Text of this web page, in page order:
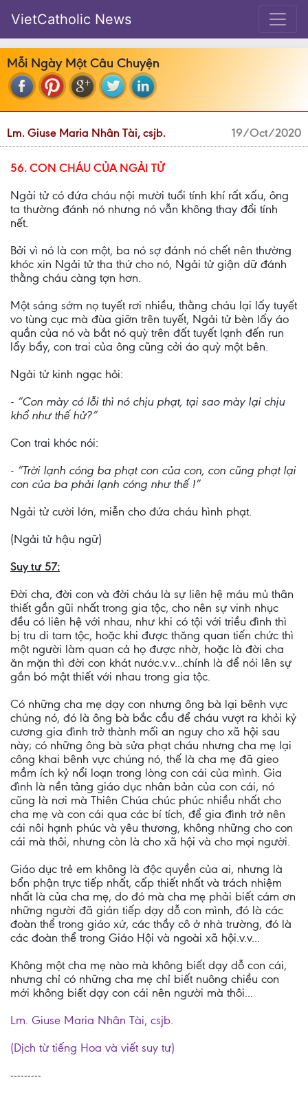
VietCatholic News
Mỗi Ngày Một Câu Chuyện
Lm. Giuse Maria Nhân Tài, csjb. 19/Oct/2020
56. CON CHÁU CỦA NGẢI TỬ
Ngải tử có đứa cháu nội mười tuổi tính khí rất xấu, ông
ta thường đánh nó nhưng nó vẫn không thay đổi tính
nết.
Bởi vì nó là con một, ba nó sợ đánh nó chết nên thường
khóc xin Ngải tử tha thứ cho nó, Ngải tử giận dữ đánh
thằng cháu càng tợn hơn.
Một sáng sớm nọ tuyết rơi nhiều, thằng cháu lại lấy tuyết
vo tùng cục mà đùa giỡn trên tuyết, Ngải tử bèn lấy áo
quần của nó và bắt nó quỳ trên đất tuyết lạnh đến run
lẩy bẩy, con trai của ông cũng cởi áo quỳ một bên.
Ngải tử kinh ngạc hỏi:
- “Con mày có lỗi thì nó chịu phạt, tại sao mày lại chịu
khổ như thế hử?”
Con trai khóc nói:
- “Trời lạnh cóng ba phạt con của con, con cũng phạt lại
con của ba phải lạnh cóng như thế !”
Ngải tử cười lớn, miễn cho đứa cháu hình phạt.
(Ngải tử hậu ngữ)
Suy tư 57:
Đời cha, đời con và đời cháu là sự liên hệ máu mủ thân
thiết gần gũi nhất trong gia tộc, cho nên sự vinh nhục
đều có liên hệ với nhau, như khi có tội với triều đình thì
bị tru di tam tộc, hoặc khi được thăng quan tiến chức thì
một người làm quan cả họ được nhờ, hoặc là đời cha
ăn mặn thì đời con khát nước.v.v...chính là để nói lên sự
gắn bó mật thiết với nhau trong gia tộc.
Có những cha mẹ dạy con nhưng ông bà lại bênh vực
chúng nó, đó là ông bà bắc cầu để cháu vượt ra khỏi kỷ
cương gia đình trở thành mối an nguy cho xã hội sau
này; có những ông bà sửa phạt cháu nhưng cha mẹ lại
công khai bênh vực chúng nó, thế là cha mẹ đã gieo
mầm ích kỷ nổi loạn trong lòng con cái của mình. Gia
đình là nền tảng giáo dục nhân bản của con cái, nó
cũng là nơi mà Thiên Chúa chúc phúc nhiều nhất cho
cha mẹ và con cái qua các bí tích, để gia đình trở nên
cái nôi hạnh phúc và yêu thương, không những cho con
cái mà thôi, nhưng còn là cho xã hội và cho mọi người.
Giáo dục trẻ em không là độc quyền của ai, nhưng là
bổn phận trực tiếp nhất, cấp thiết nhất và trách nhiệm
nhất là của cha mẹ, do đó mà cha mẹ phải biết cám ơn
những người đã gián tiếp dạy dỗ con mình, đó là các
đoàn thể trong giáo xứ, các thầy cô ở nhà trường, đó là
các đoàn thể trong Giáo Hội và ngoài xã hội.v.v...
Không một cha mẹ nào mà không biết dạy dỗ con cái,
nhưng chỉ có những cha mẹ chỉ biết nuông chiều con
mới không biết dạy con cái nên người mà thôi...
Lm. Giuse Maria Nhân Tài, csjb.
(Dịch từ tiếng Hoa và viết suy tư)
---------